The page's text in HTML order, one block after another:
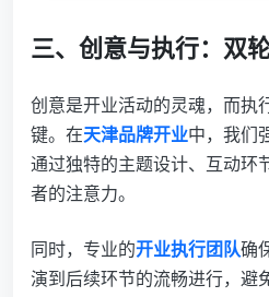
三、创意与执行：双
创意是开业活动的灵魂，而执
键。在天津品牌开业中，我们
通过独特的主题设计、互动环
者的注意力。
同时，专业的开业执行团队确
演到后续环节的流畅进行，避